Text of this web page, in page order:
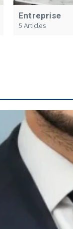
Entreprise
5 Articles